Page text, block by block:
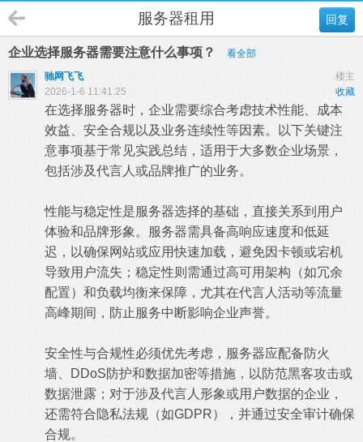
回复
服务器租用
企业选择服务器需要注意什么事项？
看全部
楼主
驰网飞飞
收藏
2026-1-6 11:41:25
在选择服务器时，企业需要综合考虑技术性能、成本
效益、安全合规以及业务连续性等因素。以下关键注
意事项基于常见实践总结，适用于大多数企业场景，
包括涉及代言人或品牌推广的业务。
‌性能与稳定性是服务器选择的基础‌，直接关系到用户
体验和品牌形象。服务器需具备‌高响应速度和低延
迟‌，以确保网站或应用快速加载，避免因卡顿或宕机
导致用户流失；稳定性则需通过高可用架构（如冗余
配置）和负载均衡来保障，尤其在代言人活动等流量
高峰期间，防止服务中断影响企业声誉。‌
‌安全性与合规性必须优先考虑‌，服务器应配备防火
墙‌、DDoS防护和数据加密等措施，以防范黑客攻击或
数据泄露；对于涉及代言人形象或用户数据的企业，
还需符合隐私法规（如GDPR），并通过安全审计确保
合规。‌